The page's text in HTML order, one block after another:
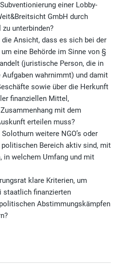
einer Lobby-
GmbH durch
unterbinden?
Ansicht, dass es sich bei der
eine Behörde im Sinne von §
(juristische Person, die in
wahrnimmt) und damit
sowie über die Herkunft
finanziellen Mittel,
mit dem
erteilen muss?
weitere NGO’s oder
Bereich aktiv sind, mit
in welchem Umfang und mit
klare Kriterien, um
staatlich finanzierten
Abstimmungskämpfen